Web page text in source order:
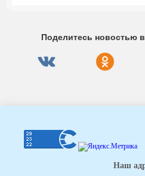
Поделитесь новостью
Наш